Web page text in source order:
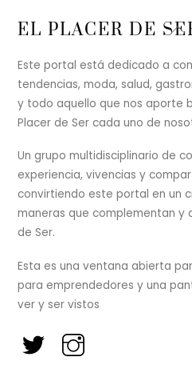
EL PLACER DE
Este portal está dedicado a
tendencias, moda, salud,
y todo aquello que nos aporte
Placer de Ser cada uno de
Un grupo multidisciplinario de
experiencia, vivencias y
convirtiendo este portal en un
maneras que complementan y
de Ser.
Esta es una ventana abierta
para emprendedores y una
ver y ser vistos